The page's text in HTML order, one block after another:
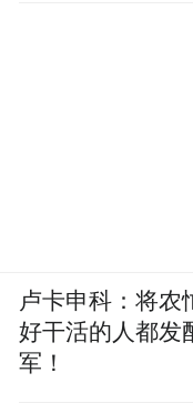
卢卡申科：将农
好干活的人都发
军！